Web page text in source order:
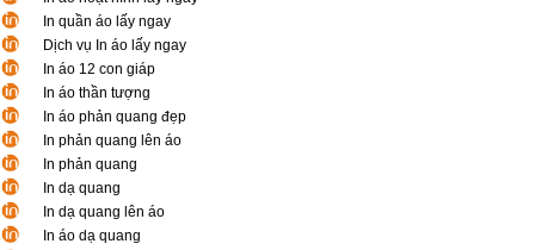
In quần áo lấy ngay
Dịch vụ In áo lấy ngay
In áo 12 con giáp
In áo thần tượng
In áo phản quang đẹp
In phản quang lên áo
In phản quang
In dạ quang
In dạ quang lên áo
In áo dạ quang